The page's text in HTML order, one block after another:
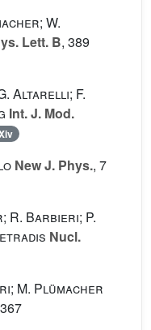
W.
Lett. B, 389
Altarelli; F.
Int. J. Mod.
New J. Phys., 7
R. Barbieri; P.
Nucl.
M. Plümacher